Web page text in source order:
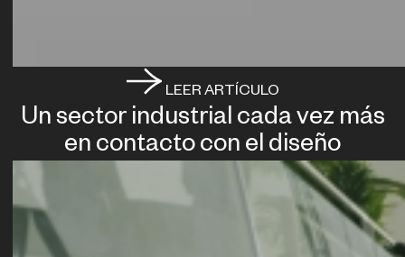
LEER ARTÍCULO
Un sector industrial cada vez más
en contacto con el diseño